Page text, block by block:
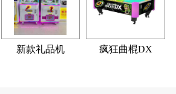
新款礼品机 疯狂曲棍DX